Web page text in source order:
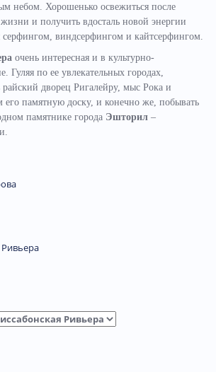
небом. Хорошенько освежиться после
и получить вдосталь новой энергии
серфингом, виндсерфингом и кайтсерфингом.
очень интересная и в культурно-
Гуляя по ее увлекательных городах,
райский дворец Ригалейру, мыс Рока и
его памятную доску, и конечно же, побывать
памятнике города Эшторил –
Ривьера